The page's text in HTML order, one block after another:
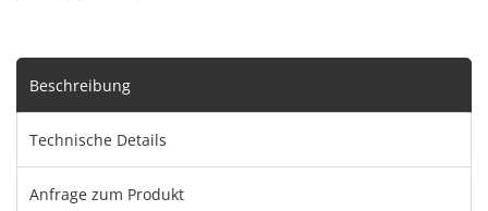
Beschreibung
Technische Details
Anfrage zum Produkt